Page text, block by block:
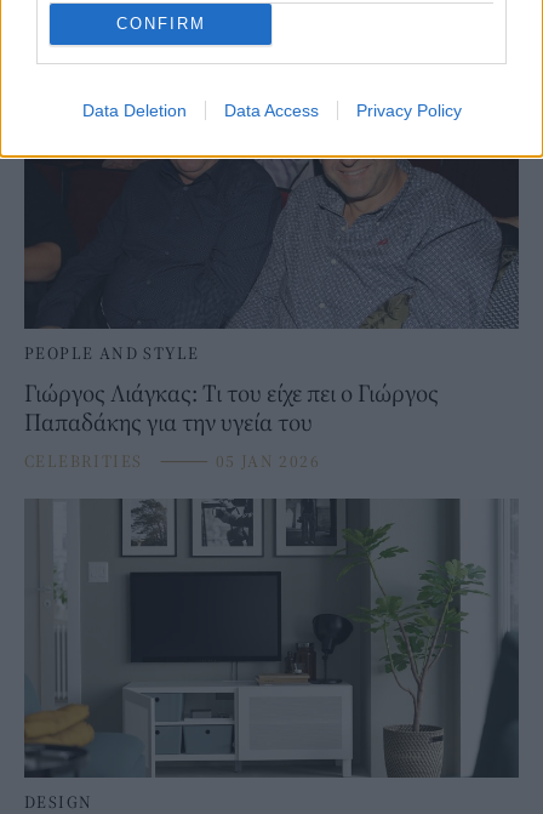
CONFIRM
Data Deletion Data Access Privacy Policy
12 FEB 2026
PEOPLE AND STYLE
Γιώργος Λιάγκας: Τι του είχε πει ο Γιώργος
Παπαδάκης για την υγεία του
CELEBRITIES ⸻ 05 JAN 2026
DESIGN